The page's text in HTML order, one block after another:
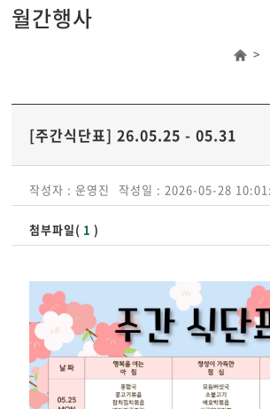
월간행사
[주간식단표] 26.05.25 - 05.31
작성자 : 운영진 작성일 : 2026-05-28
첨부파일( 1 )